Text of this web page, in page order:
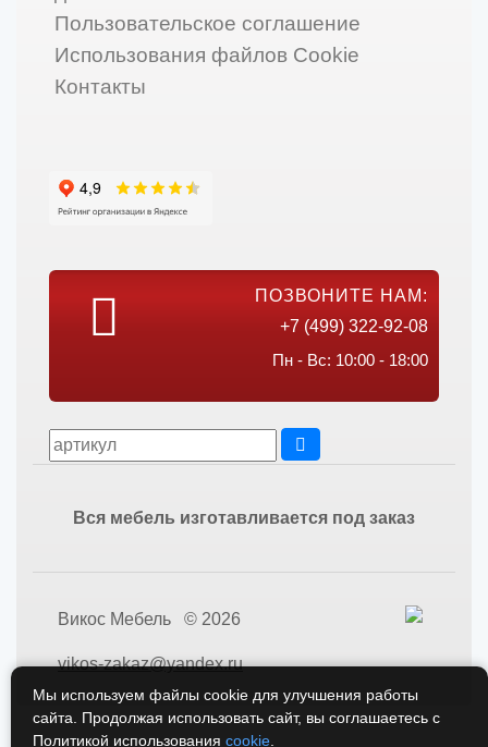
Пользовательское соглашение
Использования файлов Cookie
Контакты
ПОЗВОНИТЕ НАМ:
+7 (499) 322-92-08
Пн - Вс: 10:00 - 18:00
Вся мебель изготавливается под заказ
Викос Мебель © 2026
vikos-zakaz@yandex.ru
Мы используем файлы cookie для улучшения работы
сайта. Продолжая использовать сайт, вы соглашаетесь с
Политикой использования cookie